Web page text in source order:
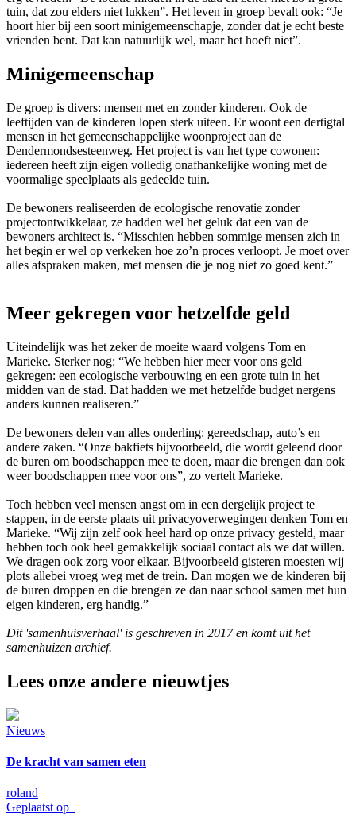
tuin, dat zou elders niet lukken”. Het leven in groep bevalt ook: “Je
hoort hier bij een soort minigemeenschapje, zonder dat je echt beste
vrienden bent. Dat kan natuurlijk wel, maar het hoeft niet”.
Minigemeenschap
De groep is divers: mensen met en zonder kinderen. Ook de
leeftijden van de kinderen lopen sterk uiteen. Er woont een dertigtal
mensen in het gemeenschappelijke woonproject aan de
Dendermondsesteenweg. Het project is van het type cowonen:
iedereen heeft zijn eigen volledig onafhankelijke woning met de
voormalige speelplaats als gedeelde tuin.
De bewoners realiseerden de ecologische renovatie zonder
projectontwikkelaar, ze hadden wel het geluk dat een van de
bewoners architect is. “Misschien hebben sommige mensen zich in
het begin er wel op verkeken hoe zo’n proces verloopt. Je moet over
alles afspraken maken, met mensen die je nog niet zo goed kent.”
Meer gekregen voor hetzelfde geld
Uiteindelijk was het zeker de moeite waard volgens Tom en
Marieke. Sterker nog: “We hebben hier meer voor ons geld
gekregen: een ecologische verbouwing en een grote tuin in het
midden van de stad. Dat hadden we met hetzelfde budget nergens
anders kunnen realiseren.”
De bewoners delen van alles onderling: gereedschap, auto’s en
andere zaken. “Onze bakfiets bijvoorbeeld, die wordt geleend door
de buren om boodschappen mee te doen, maar die brengen dan ook
weer boodschappen mee voor ons”, zo vertelt Marieke.
Toch hebben veel mensen angst om in een dergelijk project te
stappen, in de eerste plaats uit privacyoverwegingen denken Tom en
Marieke. “Wij zijn zelf ook heel hard op onze privacy gesteld, maar
hebben toch ook heel gemakkelijk sociaal contact als we dat willen.
We dragen ook zorg voor elkaar. Bijvoorbeeld gisteren moesten wij
plots allebei vroeg weg met de trein. Dan mogen we de kinderen bij
de buren droppen en die brengen ze dan naar school samen met hun
eigen kinderen, erg handig.”
Dit 'samenhuisverhaal' is geschreven in 2017 en komt uit het
samenhuizen archief.
Lees onze andere nieuwtjes
Nieuws
De kracht van samen eten
roland
Geplaatst op